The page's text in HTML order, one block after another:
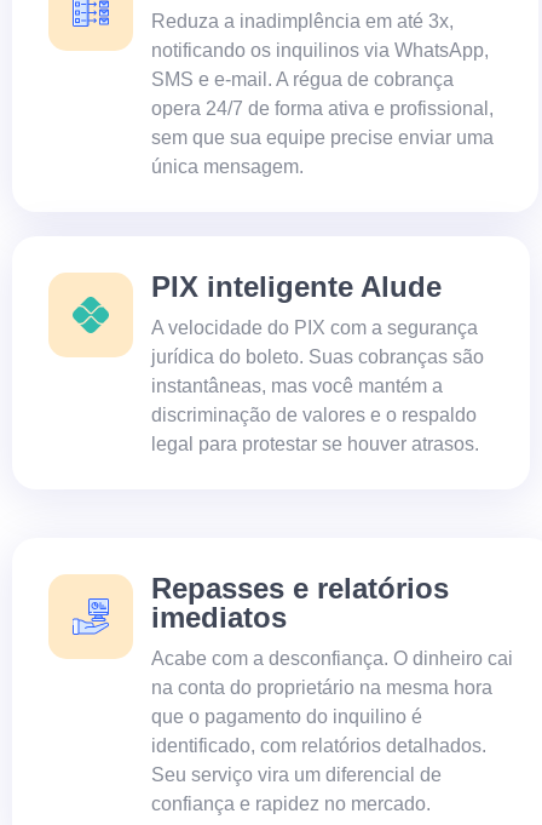
Reduza a inadimplência em até 3x,
notificando os inquilinos via WhatsApp,
SMS e e-mail. A régua de cobrança
opera 24/7 de forma ativa e profissional,
sem que sua equipe precise enviar uma
única mensagem.
PIX inteligente Alude
A velocidade do PIX com a segurança
jurídica do boleto. Suas cobranças são
instantâneas, mas você mantém a
discriminação de valores e o respaldo
legal para protestar se houver atrasos.
Repasses e relatórios
imediatos
Acabe com a desconfiança. O dinheiro cai
na conta do proprietário na mesma hora
que o pagamento do inquilino é
identificado, com relatórios detalhados.
Seu serviço vira um diferencial de
confiança e rapidez no mercado.